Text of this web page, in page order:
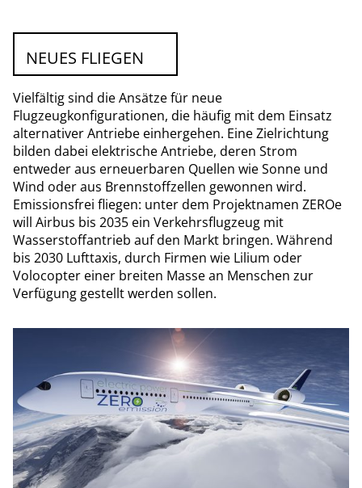
NEUES FLIEGEN
Vielfältig sind die Ansätze für neue
Flugzeugkonfigurationen, die häufig mit dem Einsatz
alternativer Antriebe einhergehen. Eine Zielrichtung
bilden dabei elektrische Antriebe, deren Strom
entweder aus erneuerbaren Quellen wie Sonne und
Wind oder aus Brennstoffzellen gewonnen wird.
Emissionsfrei fliegen: unter dem Projektnamen ZEROe
will Airbus bis 2035 ein Verkehrsflugzeug mit
Wasserstoffantrieb auf den Markt bringen. Während
bis 2030 Lufttaxis, durch Firmen wie Lilium oder
Volocopter einer breiten Masse an Menschen zur
Verfügung gestellt werden sollen.